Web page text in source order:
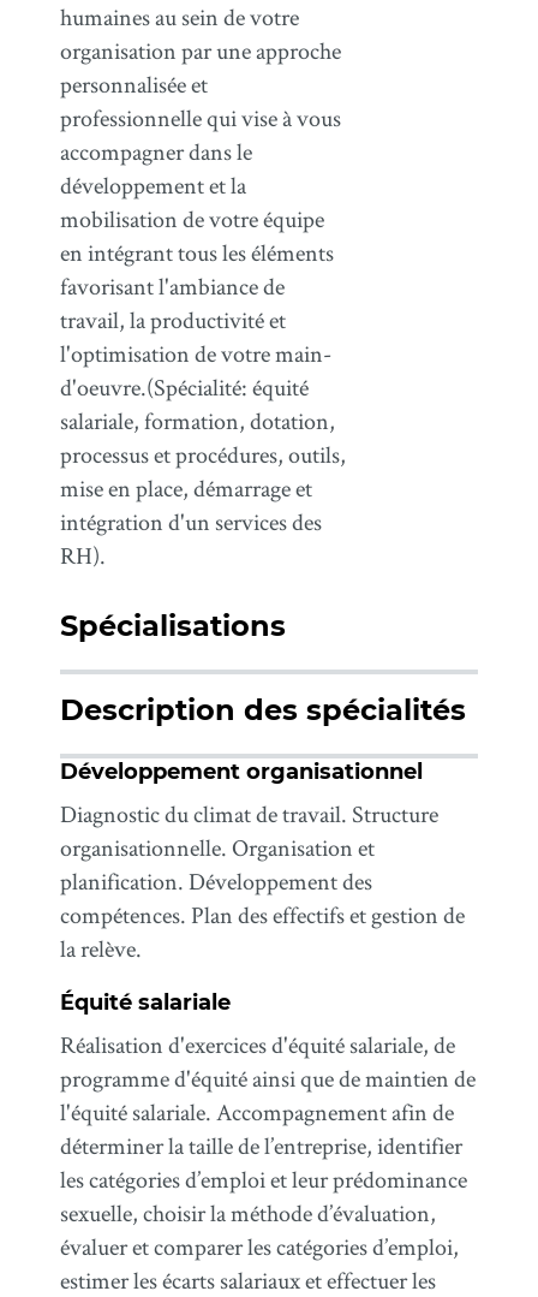
humaines au sein de votre
organisation par une approche
personnalisée et
professionnelle qui vise à vous
accompagner dans le
développement et la
mobilisation de votre équipe
en intégrant tous les éléments
favorisant l'ambiance de
travail, la productivité et
l'optimisation de votre main-
d'oeuvre.(Spécialité: équité
salariale, formation, dotation,
processus et procédures, outils,
mise en place, démarrage et
intégration d'un services des
RH).
Spécialisations
Description des spécialités
Développement organisationnel
Diagnostic du climat de travail. Structure
organisationnelle. Organisation et
planification. Développement des
compétences. Plan des effectifs et gestion de
la relève.
Équité salariale
Réalisation d'exercices d'équité salariale, de
programme d'équité ainsi que de maintien de
l'équité salariale. Accompagnement afin de
déterminer la taille de l’entreprise, identifier
les catégories d’emploi et leur prédominance
sexuelle, choisir la méthode d’évaluation,
évaluer et comparer les catégories d’emploi,
estimer les écarts salariaux et effectuer les